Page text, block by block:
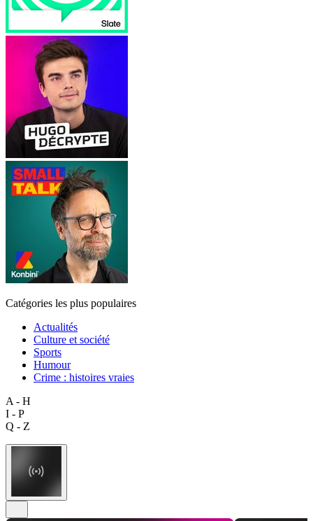
Catégories les plus populaires
Actualités
Culture et société
Sports
Humour
Crime : histoires vraies
A - H
I - P
Q - Z